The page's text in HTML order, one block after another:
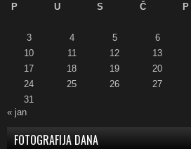
P
U S Č P
3
4 5 6
10
11 12 13
17
18 19 20
24
25 26 27
31
« jan
FOTOGRAFIJA DANA